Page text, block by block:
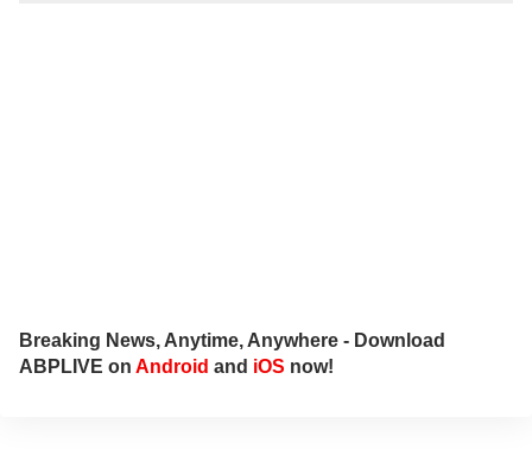
Breaking News, Anytime, Anywhere - Download
ABPLIVE on Android and iOS now!